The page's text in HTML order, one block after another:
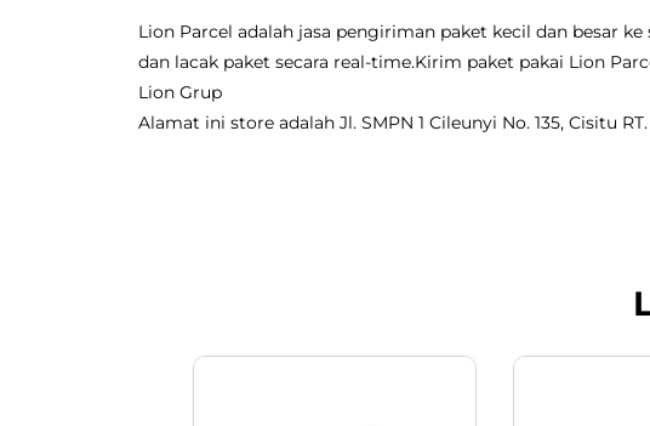
Lion Parcel adalah jasa pengiriman paket kecil dan besar
dan lacak paket secara real-time.Kirim paket pakai Lion
Lion Grup
Alamat ini store adalah Jl. SMPN 1 Cileunyi No. 135, Cisitu